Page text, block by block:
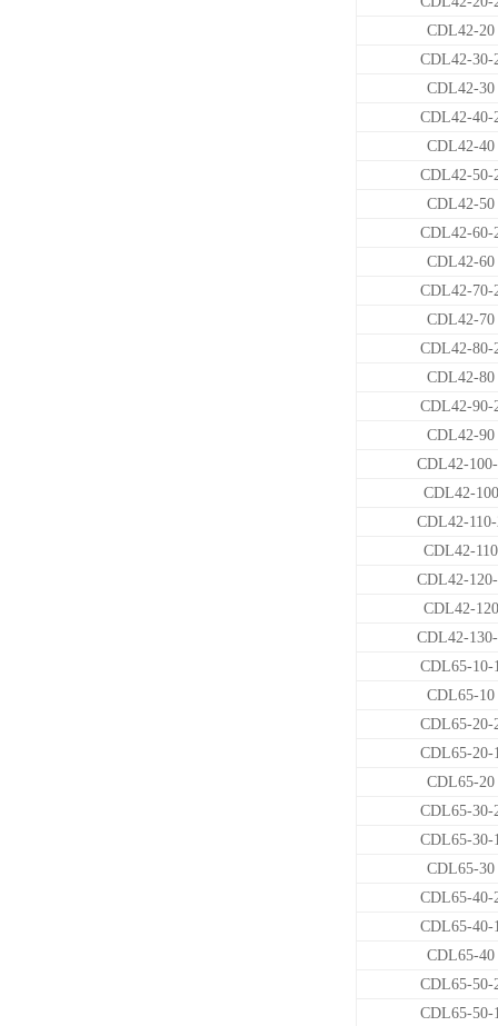
CDL42-20
CDL42-30-
CDL42-30
CDL42-40-
CDL42-40
CDL42-50-
CDL42-50
CDL42-60-
CDL42-60
CDL42-70-
CDL42-70
CDL42-80-
CDL42-80
CDL42-90-
CDL42-90
CDL42-
CDL42-100
CDL42-
CDL42-110
CDL42-
CDL42-120
CDL42-
CDL65-10-
CDL65-10
CDL65-20-
CDL65-20-
CDL65-20
CDL65-30-
CDL65-30-
CDL65-30
CDL65-40-
CDL65-40-
CDL65-40
CDL65-50-
CDL65-50-